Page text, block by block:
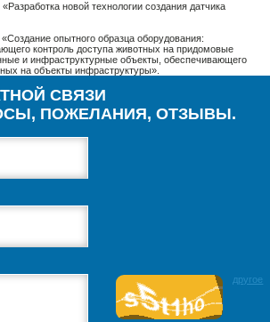
новой технологии создания датчика
опытного образца оборудования:
контроль доступа животных на придомовые
и инфраструктурные объекты, обеспечивающего
на объекты инфраструктуры».
СВЯЗИ
ПОЖЕЛАНИЯ, ОТЗЫВЫ.
другое